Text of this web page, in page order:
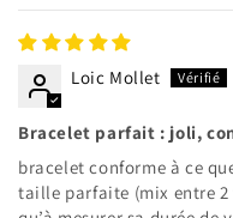
Loic Mollet
Bracelet parfait : joli,
bracelet conforme à ce
taille parfaite (mix entre